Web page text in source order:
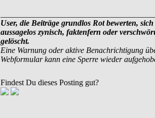
User, die Beiträge grundlos Rot bewerten,
aussagelos zynisch, faktenfern oder
gelöscht.
Eine Warnung oder aktive Benachrichtigung
Webformular kann eine Sperre wieder
Findest Du dieses Posting gut?